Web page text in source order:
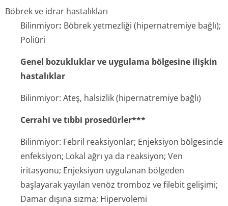
Böbrek ve idrar hastalıkları
Bilinmiyor: Böbrek yetmezliği (hipernatremiye bağlı);
Poliüri
Genel bozukluklar ve uygulama bölgesine ilişkin
hastalıklar
Bilinmiyor: Ateş, halsizlik (hipernatremiye bağlı)
Cerrahi ve tıbbi prosedürler***
Bilinmiyor: Febril reaksiyonlar; Enjeksiyon bölgesinde
enfeksiyon; Lokal ağrı ya da reaksiyon; Ven
iritasyonu; Enjeksiyon uygulanan bölgeden
başlayarak yayılan venöz tromboz ve filebit gelişimi;
Damar dışına sızma; Hipervolemi